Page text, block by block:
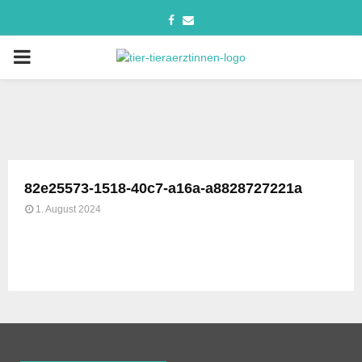
82e25573-1518-40c7-a16a-a8828727221a
1. August 2024